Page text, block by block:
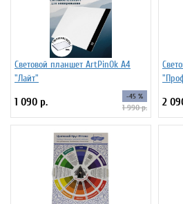
Световой планшет ArtPinOk А4
"Лайт"
1 090 р. -45 %
1 990 р. 2